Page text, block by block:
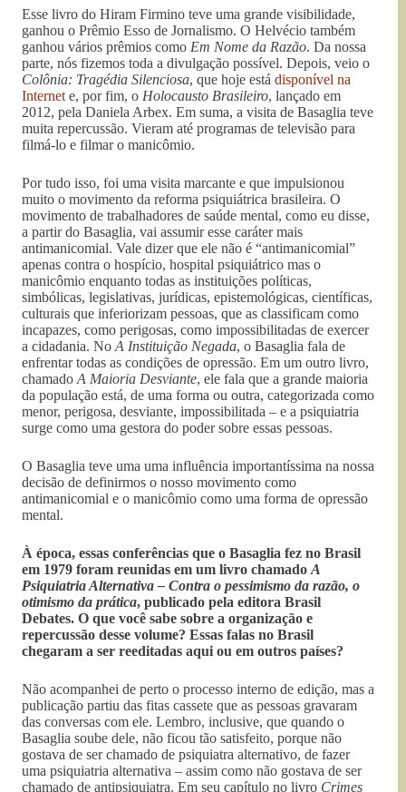
Esse livro do Hiram Firmino teve uma grande visibilidade,
ganhou o Prêmio Esso de Jornalismo. O Helvécio também
ganhou vários prêmios como Em Nome da Razão. Da nossa
parte, nós fizemos toda a divulgação possível. Depois, veio o
Colônia: Tragédia Silenciosa, que hoje está disponível na
Internet e, por fim, o Holocausto Brasileiro, lançado em
2012, pela Daniela Arbex. Em suma, a visita de Basaglia teve
muita repercussão. Vieram até programas de televisão para
filmá-lo e filmar o manicômio.
Por tudo isso, foi uma visita marcante e que impulsionou
muito o movimento da reforma psiquiátrica brasileira. O
movimento de trabalhadores de saúde mental, como eu disse,
a partir do Basaglia, vai assumir esse caráter mais
antimanicomial. Vale dizer que ele não é “antimanicomial”
apenas contra o hospício, hospital psiquiátrico mas o
manicômio enquanto todas as instituições políticas,
simbólicas, legislativas, jurídicas, epistemológicas, científicas,
culturais que inferiorizam pessoas, que as classificam como
incapazes, como perigosas, como impossibilitadas de exercer
a cidadania. No A Instituição Negada, o Basaglia fala de
enfrentar todas as condições de opressão. Em um outro livro,
chamado A Maioria Desviante, ele fala que a grande maioria
da população está, de uma forma ou outra, categorizada como
menor, perigosa, desviante, impossibilitada – e a psiquiatria
surge como uma gestora do poder sobre essas pessoas.
O Basaglia teve uma uma influência importantíssima na nossa
decisão de definirmos o nosso movimento como
antimanicomial e o manicômio como uma forma de opressão
mental.
À época, essas conferências que o Basaglia fez no Brasil
em 1979 foram reunidas em um livro chamado A
Psiquiatria Alternativa – Contra o pessimismo da razão, o
otimismo da prática, publicado pela editora Brasil
Debates. O que você sabe sobre a organização e
repercussão desse volume? Essas falas no Brasil
chegaram a ser reeditadas aqui ou em outros países?
Não acompanhei de perto o processo interno de edição, mas a
publicação partiu das fitas cassete que as pessoas gravaram
das conversas com ele. Lembro, inclusive, que quando o
Basaglia soube dele, não ficou tão satisfeito, porque não
gostava de ser chamado de psiquiatra alternativo, de fazer
uma psiquiatria alternativa – assim como não gostava de ser
chamado de antipsiquiatra. Em seu capítulo no livro Crimes